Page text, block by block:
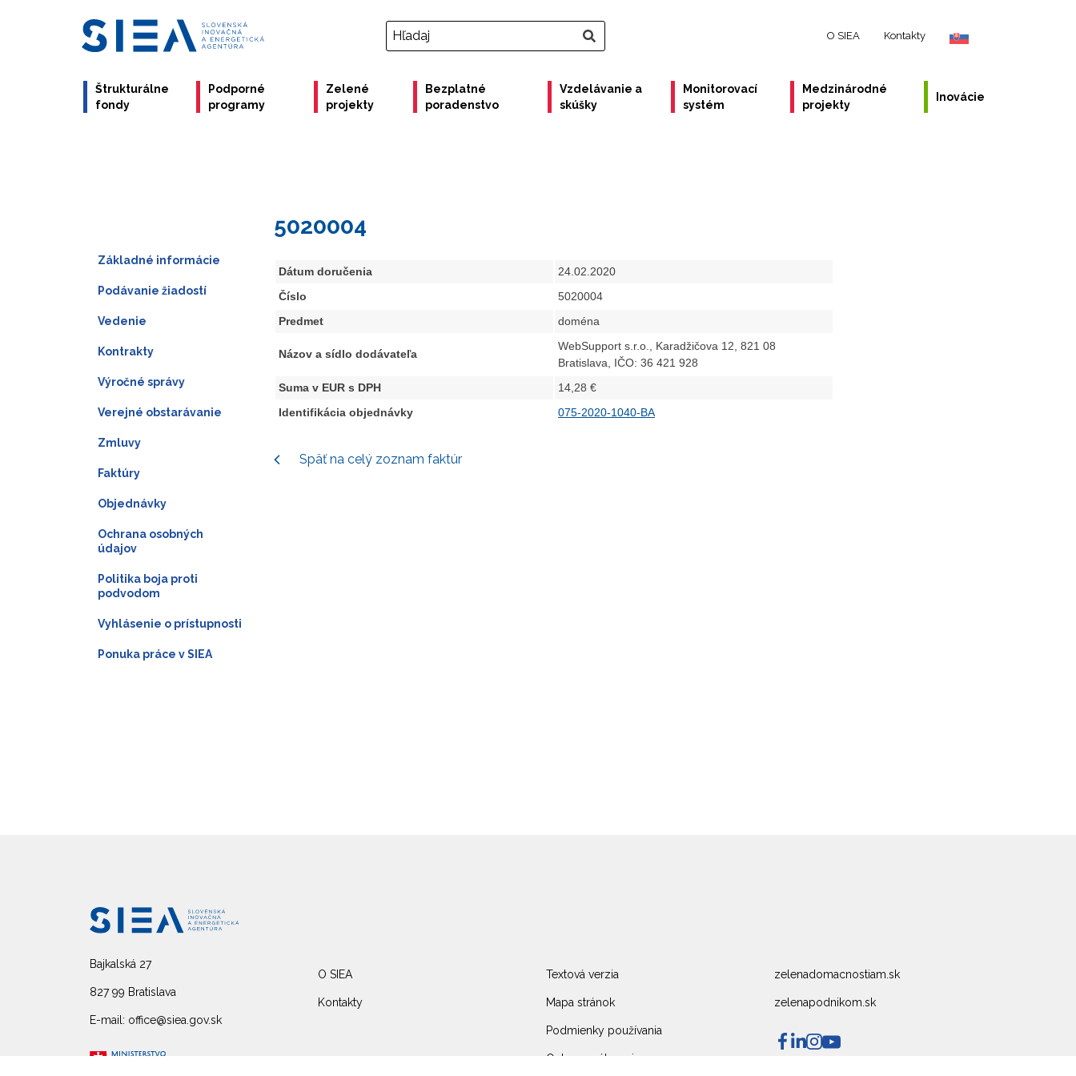
O SIEA Kontakty
Štrukturálne
fondy
Podporné
programy
Zelené
projekty
Bezplatné
poradenstvo
Vzdelávanie a
skúšky
Monitorovací
systém
Medzinárodné
projekty
Inovácie
5020004
Dátum doručenia
24.02.2020
Číslo
5020004
Predmet
doména
Názov a sídlo dodávateľa
WebSupport s.r.o., Karadžičova 12, 821 08
Bratislava, IČO: 36 421 928
Suma v EUR s DPH
14,28 €
Identifikácia objednávky
075-2020-1040-BA
Späť na celý zoznam faktúr
Základné informácie
Podávanie žiadostí
Vedenie
Kontrakty
Výročné správy
Verejné obstarávanie
Zmluvy
Faktúry
Objednávky
Ochrana osobných
údajov
Politika boja proti
podvodom
Vyhlásenie o prístupnosti
Ponuka práce v SIEA
Bajkalská 27
827 99 Bratislava
E-mail: office@siea.gov.sk
O SIEA
Kontakty
Textová verzia
Mapa stránok
Podmienky používania
Ochrana súkromia
zelenadomacnostiam.sk
zelenapodnikom.sk